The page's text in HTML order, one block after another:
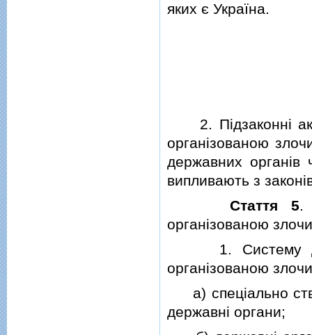
яких є Україна.
2. Пiдзаконнi
органiзованою
державних органiв
випливають з
Стаття 5.
органiзованою
1. Систему
органiзованою
а) спецiально
державнi органи;